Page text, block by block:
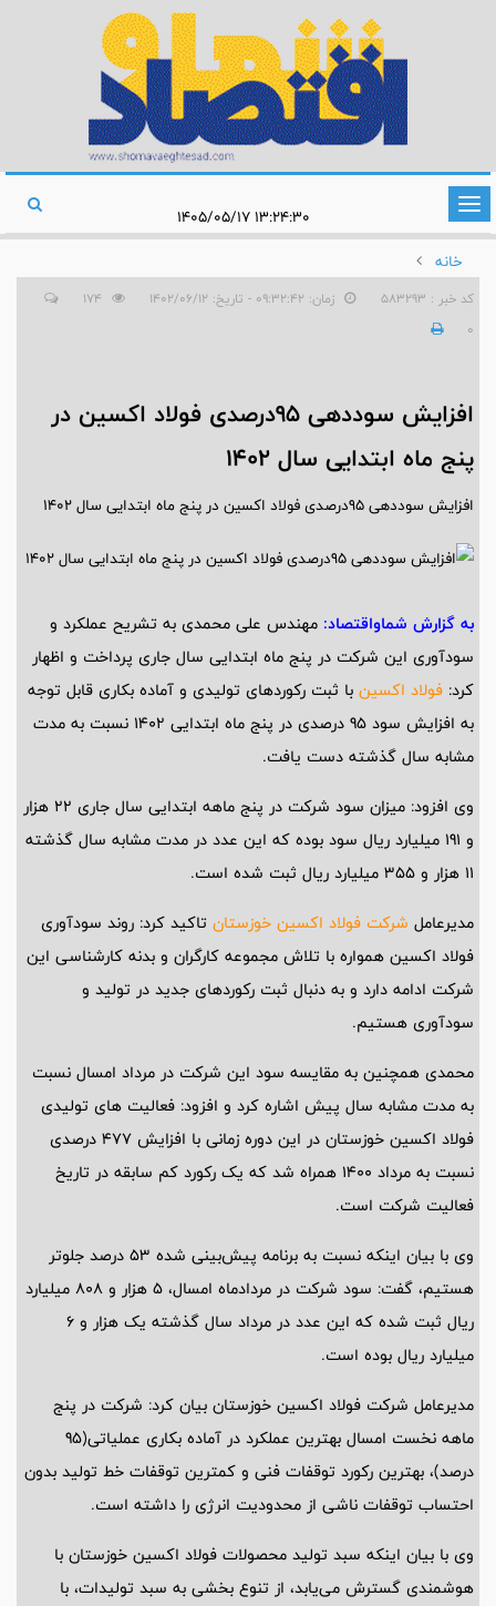
تغییر
وضعیت
ناوبری
خانه
کد خبر : 583293 زمان: ۰۹:۳۲:۴۲ - تاریخ: ۱۴۰۲/۰۶/۱۲
0
افزایش سوددهی 95درصدی فولاد اکسین در
پنج ماه ابتدایی سال 1402‌
افزایش سوددهی 95درصدی فولاد اکسین در پنج ماه ابتدایی سال 1402‌
به گزارش شماواقتصاد: مهندس علی محمدی به تشریح عملکرد و
سودآوری این شرکت در پنج ماه ابتدایی سال جاری پرداخت و اظهار
کرد: فولاد اکسین با ثبت رکوردهای تولیدی و آماده بکاری قابل توجه
به افزایش سود 95 درصدی در پنج ماه ابتدایی 1402 نسبت به مدت
مشابه سال گذشته دست یافت.
وی افزود: میزان سود شرکت در پنج ماهه ابتدایی سال جاری 22 هزار
و 191 میلیارد ریال سود بوده که این عدد در مدت مشابه سال گذشته
11 هزار و 355 میلیارد ریال ثبت شده است.
مدیرعامل شرکت فولاد اکسین خوزستان تاکید کرد: روند سودآوری
فولاد اکسین همواره با تلاش مجموعه کارگران و بدنه کارشناسی این
شرکت ادامه دارد و به دنبال ثبت رکوردهای جدید در تولید و
سودآوری هستیم.
محمدی همچنین به مقایسه سود این شرکت در مرداد امسال نسبت
به مدت مشابه سال پیش اشاره کرد و افزود: فعالیت های تولیدی
فولاد اکسین خوزستان در این دوره زمانی با افزایش 477 درصدی
نسبت به مرداد 1400 همراه شد که یک رکورد کم سابقه در تاریخ
فعالیت شرکت است.
وی با بیان اینکه نسبت به برنامه پیش‌بینی شده 53 درصد جلوتر
هستیم، گفت: سود شرکت در مردادماه امسال، 5 هزار و 808 میلیارد
ریال ثبت شده که این عدد در مرداد سال گذشته یک هزار و 6
میلیارد ریال بوده است.
مدیرعامل شرکت فولاد اکسین خوزستان بیان کرد: شرکت در پنج
ماهه نخست امسال بهترین عملکرد در آماده بکاری عملیاتی(95
درصد)، بهترین رکورد توقفات فنی و کمترین توقفات خط تولید بدون
احتساب توقفات ناشی از محدودیت انرژی را داشته است.
وی با بیان اینکه سبد تولید محصولات فولاد اکسین خوزستان با
هوشمندی گسترش می‌یابد، از تنوع بخشی به سبد تولیدات، با